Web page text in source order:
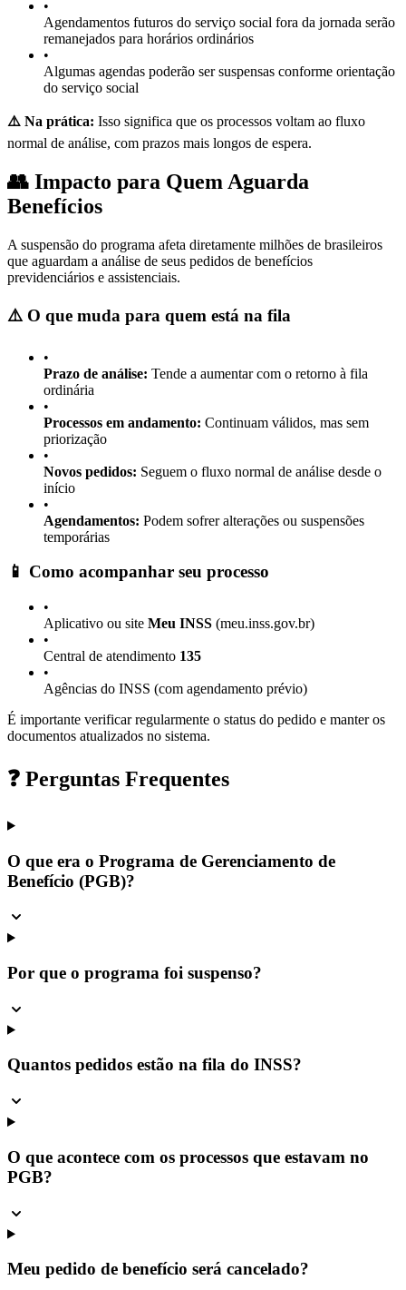
•
Agendamentos futuros do serviço social fora da jornada serão
remanejados para horários ordinários
•
Algumas agendas poderão ser suspensas conforme orientação
do serviço social
⚠️ Na prática: Isso significa que os processos voltam ao fluxo
normal de análise, com prazos mais longos de espera.
👥 Impacto para Quem Aguarda
Benefícios
A suspensão do programa afeta diretamente milhões de brasileiros
que aguardam a análise de seus pedidos de benefícios
previdenciários e assistenciais.
⚠️ O que muda para quem está na fila
•
Prazo de análise: Tende a aumentar com o retorno à fila
ordinária
•
Processos em andamento: Continuam válidos, mas sem
priorização
•
Novos pedidos: Seguem o fluxo normal de análise desde o
início
•
Agendamentos: Podem sofrer alterações ou suspensões
temporárias
📱 Como acompanhar seu processo
•
Aplicativo ou site Meu INSS (meu.inss.gov.br)
•
Central de atendimento 135
•
Agências do INSS (com agendamento prévio)
É importante verificar regularmente o status do pedido e manter os
documentos atualizados no sistema.
❓ Perguntas Frequentes
O que era o Programa de Gerenciamento de
Benefício (PGB)?
Por que o programa foi suspenso?
Quantos pedidos estão na fila do INSS?
O que acontece com os processos que estavam no
PGB?
Meu pedido de benefício será cancelado?